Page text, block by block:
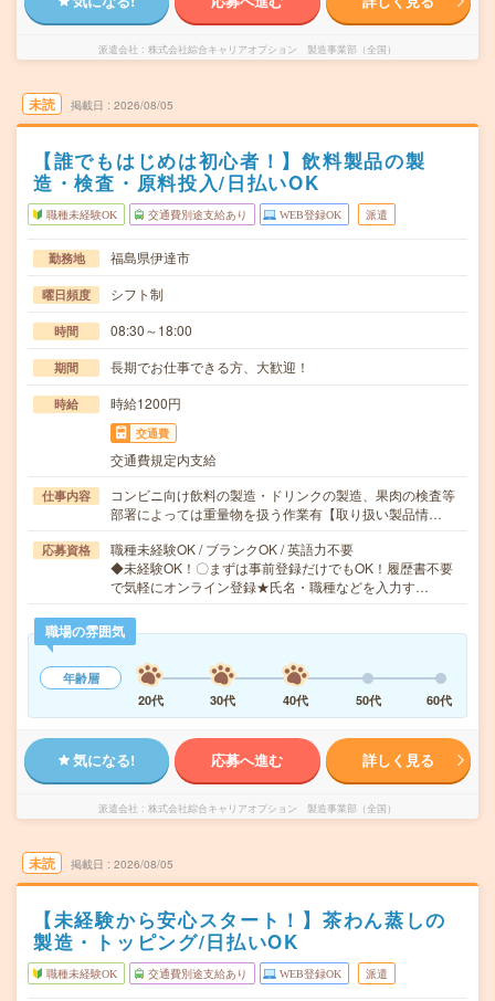
派遣会社 株式会社綜合キャリアオプション 製造事業部（全国）
未読 掲載日 2026/08/05
【誰でもはじめは初心者！】飲料製品の製
造・検査・原料投入/日払いOK
職種未経験OK 交通費別途支給あり WEB登録OK 派遣
勤務地 福島県伊達市
曜日頻度 シフト制
時間 08:30～18:00
期間 長期でお仕事できる方、大歓迎！
時給 時給1200円
交通費
交通費規定内支給
仕事内容
コンビニ向け飲料の製造・ドリンクの製造、果肉の検査等
部署によっては重量物を扱う作業有【取り扱い製品情…
応募資格
職種未経験OK / ブランクOK / 英語力不要
◆未経験OK！〇まずは事前登録だけでもOK！履歴書不要
で気軽にオンライン登録★氏名・職種などを入力す…
職場の雰囲気
年齢層
20代
30代 40代 50代 60代
気になる! 応募へ進む 詳しく見る
派遣会社 株式会社綜合キャリアオプション 製造事業部（全国）
未読 掲載日 2026/08/05
【未経験から安心スタート！】茶わん蒸しの
製造・トッピング/日払いOK
職種未経験OK 交通費別途支給あり WEB登録OK 派遣